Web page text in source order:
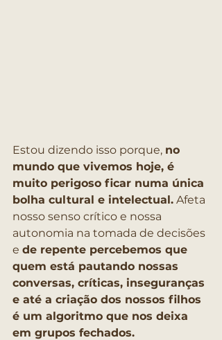
Estou dizendo isso porque, no
mundo que vivemos hoje, é
muito perigoso ficar numa única
bolha cultural e intelectual. Afeta
nosso senso crítico e nossa
autonomia na tomada de decisões
e de repente percebemos que
quem está pautando nossas
conversas, críticas, inseguranças
e até a criação dos nossos filhos
é um algoritmo que nos deixa
em grupos fechados.